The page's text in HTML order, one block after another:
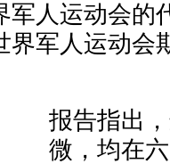
军人运动会的
军人运动会
报告指出
微，均在